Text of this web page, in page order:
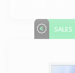
SALES